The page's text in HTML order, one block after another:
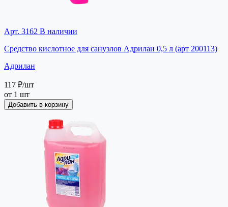
Арт. 3162 В наличии
Средство кислотное для санузлов Адрилан 0,5 л (арт 200113)
Адрилан
117 ₽/шт
от 1 шт
Добавить в корзину